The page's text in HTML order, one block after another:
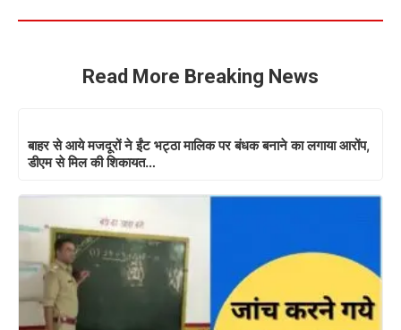
Read More Breaking News
बाहर से आये मजदूरों ने ईंट भट्ठा मालिक पर बंधक बनाने का लगाया आरोंप,
डीएम से मिल की शिकायत…